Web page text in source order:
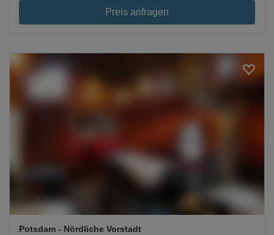
Preis anfragen
Potsdam - Nördliche Vorstadt